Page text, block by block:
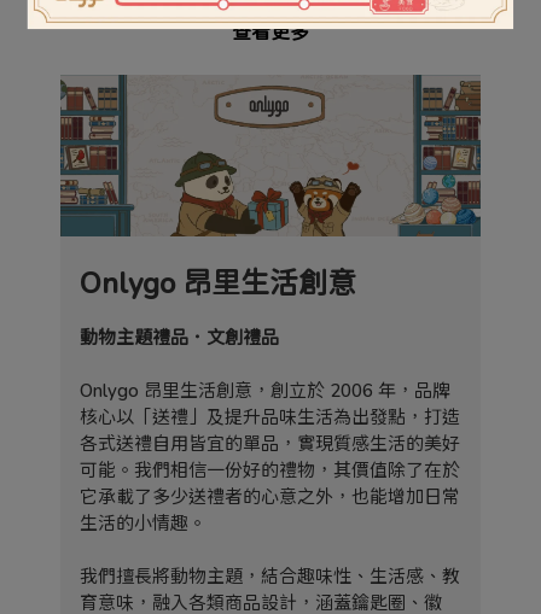
查看更多
Onlygo 昂里生活創意
動物主題禮品．文創禮品
Onlygo 昂里生活創意，創立於 2006 年，品牌
核心以「送禮」及提升品味生活為出發點，打造
各式送禮自用皆宜的單品，實現質感生活的美好
可能。我們相信一份好的禮物，其價值除了在於
它承載了多少送禮者的心意之外，也能增加日常
生活的小情趣。
我們擅長將動物主題，結合趣味性、生活感、教
育意味，融入各類商品設計，涵蓋鑰匙圈、徽